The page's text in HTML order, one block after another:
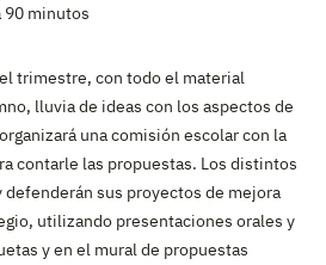
90 minutos
trimestre, con todo el material
lluvia de ideas con los aspectos de
una comisión escolar con la
contarle las propuestas. Los distintos
sus proyectos de mejora
utilizando presentaciones orales y
y en el mural de propuestas